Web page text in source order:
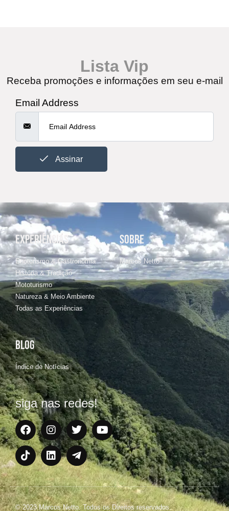
Lista Vip
Receba promoções e informações em seu e-mail
Email Address
Assinar
EXPERIÊNCIAS
Enoturismo & Gastronomia
História & Tradição
Mototurismo
Natureza & Meio Ambiente
Todas as Experiências
SOBRE
Marcos Netto
BLOG
Índice de Notícias
siga nas redes!
© 2023 Marcos Netto. Todos os Direitos reservados.